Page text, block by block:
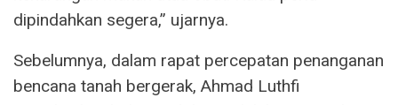
dipindahkan segera,” ujarnya.
Sebelumnya, dalam rapat percepatan penanganan
bencana tanah bergerak, Ahmad Luthfi